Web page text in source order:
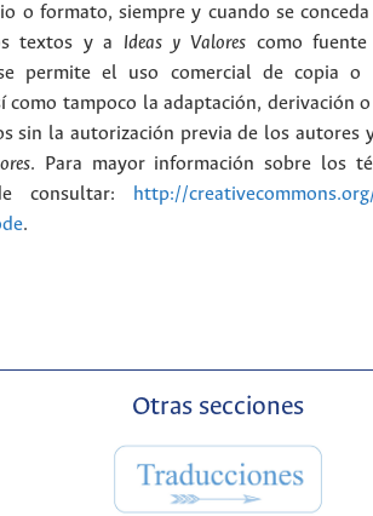
o formato, siempre y cuando se
textos y a Ideas y Valores como
permite el uso comercial de copia o
como tampoco la adaptación, derivación
sin la autorización previa de los autores
. Para mayor información sobre los
consultar:
http://
.
Otras secciones